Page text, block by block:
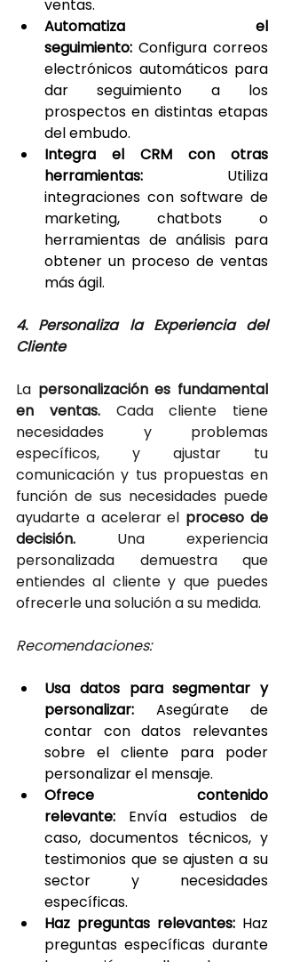
ventas.
Automatiza el
seguimiento: Configura correos
electrónicos automáticos para
dar seguimiento a los
prospectos en distintas etapas
del embudo.
Integra el CRM con otras
herramientas: Utiliza
integraciones con software de
marketing, chatbots o
herramientas de análisis para
obtener un proceso de ventas
más ágil.
4. Personaliza la Experiencia del
Cliente
La personalización es fundamental
en ventas. Cada cliente tiene
necesidades y problemas
específicos, y ajustar tu
comunicación y tus propuestas en
función de sus necesidades puede
ayudarte a acelerar el proceso de
decisión. Una experiencia
personalizada demuestra que
entiendes al cliente y que puedes
ofrecerle una solución a su medida.
Recomendaciones:
Usa datos para segmentar y
personalizar: Asegúrate de
contar con datos relevantes
sobre el cliente para poder
personalizar el mensaje.
Ofrece contenido
relevante: Envía estudios de
caso, documentos técnicos, y
testimonios que se ajusten a su
sector y necesidades
específicas.
Haz preguntas relevantes: Haz
preguntas específicas durante